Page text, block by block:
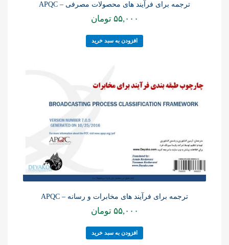
ترجمه برای فرآیند های محصولات مصرفی – APQC
۵۵,۰۰۰ تومان
افزودن به سبد خرید
ترجمه برای فرآیند های مخابرات و رسانه – APQC
۵۵,۰۰۰ تومان
افزودن به سبد خرید